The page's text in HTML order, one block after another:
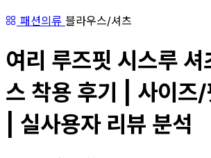
패션의류 블라우스/셔츠
여리 루즈핏 시스루 셔
스 착용 후기 | 사이즈/
| 실사용자 리뷰 분석